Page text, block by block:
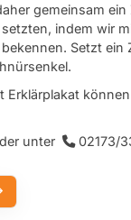
gemeinsam ein
indem wir
Setzt ein
Erklärplakat
unter 02173/